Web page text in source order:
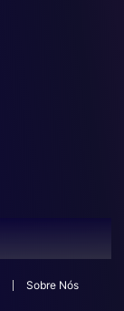
Sobre Nós